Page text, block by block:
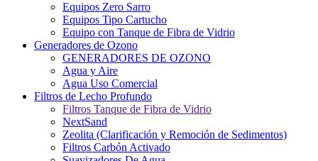
Equipos Zero Sarro
Equipos Tipo Cartucho
Equipo con Tanque de Fibra de Vidrio
Generadores de Ozono
GENERADORES DE OZONO
Agua y Aire
Agua Uso Comercial
Filtros de Lecho Profundo
Filtros Tanque de Fibra de Vidrio
NextSand
Zeolita (Clarificación y Remoción de Sedimentos)
Filtros Carbón Activado